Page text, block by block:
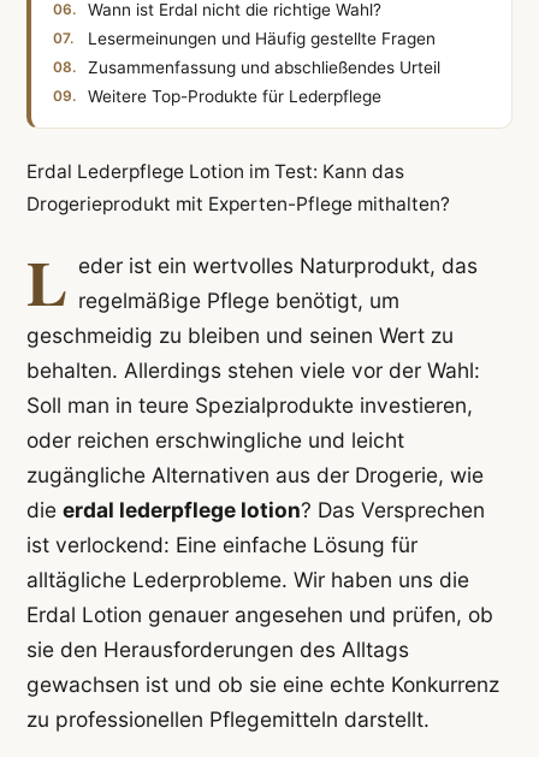
Wann ist Erdal nicht die richtige Wahl?
Lesermeinungen und Häufig gestellte Fragen
Zusammenfassung und abschließendes Urteil
Weitere Top-Produkte für Lederpflege
Erdal Lederpflege Lotion im Test: Kann das
Drogerieprodukt mit Experten-Pflege mithalten?
L eder ist ein wertvolles Naturprodukt, das
regelmäßige Pflege benötigt, um
geschmeidig zu bleiben und seinen Wert zu
behalten. Allerdings stehen viele vor der Wahl:
Soll man in teure Spezialprodukte investieren,
oder reichen erschwingliche und leicht
zugängliche Alternativen aus der Drogerie, wie
die erdal lederpflege lotion? Das Versprechen
ist verlockend: Eine einfache Lösung für
alltägliche Lederprobleme. Wir haben uns die
Erdal Lotion genauer angesehen und prüfen, ob
sie den Herausforderungen des Alltags
gewachsen ist und ob sie eine echte Konkurrenz
zu professionellen Pflegemitteln darstellt.